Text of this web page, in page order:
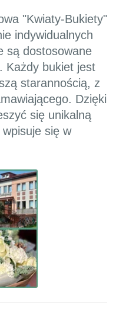
"Kwiaty-Bukiety"
indywidualnych
są dostosowane
Każdy bukiet jest
starannością, z
Dzięki
się unikalną
się w